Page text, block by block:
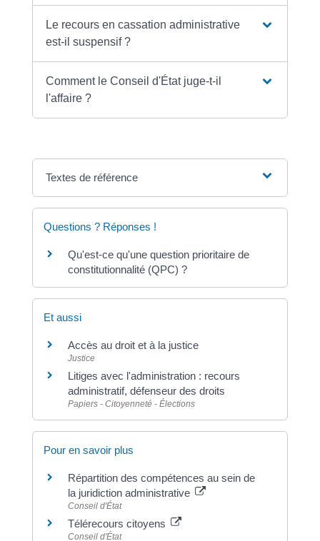
Le recours en cassation administrative
est-il suspensif ?
Comment le Conseil d'État juge-t-il
l'affaire ?
Textes de référence
Questions ? Réponses !
Qu'est-ce qu'une question prioritaire de
constitutionnalité (QPC) ?
Et aussi
Accès au droit et à la justice
Justice
Litiges avec l'administration : recours
administratif, défenseur des droits
Papiers - Citoyenneté - Élections
Pour en savoir plus
Répartition des compétences au sein de
la juridiction administrative
Conseil d'État
Télérecours citoyens
Conseil d'État